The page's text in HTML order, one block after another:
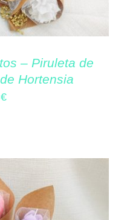
– Piruleta de
Hortensia
€